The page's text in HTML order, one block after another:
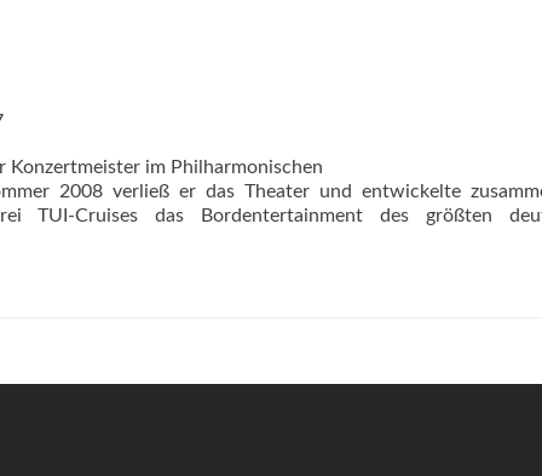
im Philharmonischen
2008 verließ er das Theater und entwickelte
TUI-Cruises das Bordentertainment des größten